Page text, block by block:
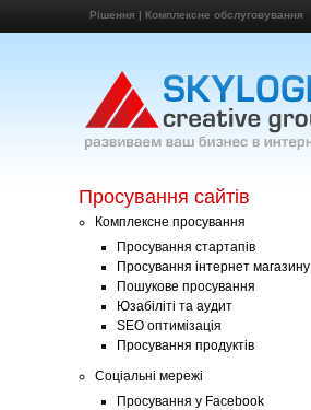
Рішення | Комплексне обслуговування
Просування сайтів
Комплексне просування
Просування стартапів
Просування інтернет магазину
Пошукове просування
Юзабіліті та аудит
SEO оптимізація
Просування продуктів
Соціальні мережі
Просування у Facebook